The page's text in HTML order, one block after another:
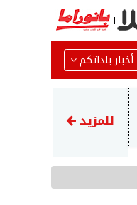
أخبار بلداتكم
رضيع بحالة حرجةبعد تعرضه
للمزيد